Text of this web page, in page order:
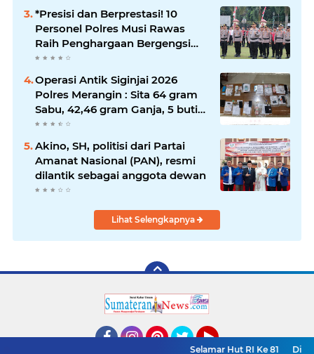
*Presisi dan Berprestasi! 10
Personel Polres Musi Rawas
Raih Penghargaan Bergengsi
dari Kapolda Sumsel*
Operasi Antik Siginjai 2026
Polres Merangin : Sita 64 gram
Sabu, 42,46 gram Ganja, 5 butir
extasi, dan Amankan 21 Orang
Tersangka
Akino, SH, politisi dari Partai
Amanat Nasional (PAN), resmi
dilantik sebagai anggota dewan
Lihat Selengkapnya
Selamar Hut RI Ke 81